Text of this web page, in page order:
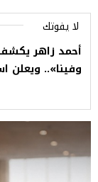
لا يفوتك
أحمد زاهر
وفينا».. ويعلن